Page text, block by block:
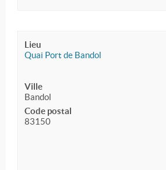
Lieu
Quai Port de Bandol
Ville
Bandol
Code postal
83150